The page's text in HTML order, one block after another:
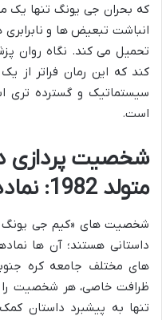
که بحران جی یونگ تنها یک
انباشت تبعیض ها و
تحمیل می کند. نگاه روان
کند که این رمان فراتر
سیستماتیک و گسترده تری
است.
شخصیت پردازی
متولد 1982: نمادها و پیام ها
داستانی هستند؛ آن ها
های مختلف جامعه کره
ظرافت خاصی، هر شخصیت را
تنها به پیشبرد داستان